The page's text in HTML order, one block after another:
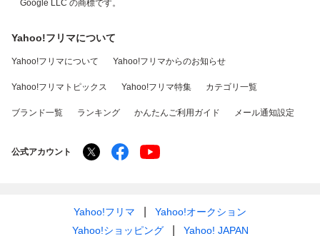
Google LLC の商標です。
Yahoo!フリマについて
Yahoo!フリマについて Yahoo!フリマからのお知らせ
Yahoo!フリマトピックス Yahoo!フリマ特集 カテゴリ一覧
ブランド一覧 ランキング かんたんご利用ガイド メール通知設定
公式アカウント
Yahoo!フリマ
Yahoo!オークション
Yahoo!ショッピング
Yahoo! JAPAN